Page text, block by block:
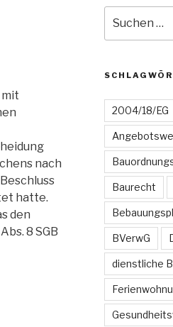
mit
nach
hatte.
den
8 SGB
nach:
2004/18/EG
Baurecht
BVerwG
dienstliche